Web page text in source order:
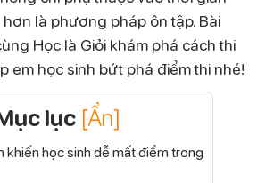
là phương pháp ôn tập. Bài
Học là Giỏi khám phá cách thi
em học sinh bứt phá điểm thi nhé!
lục [Ẩn]
khiến học sinh dễ mất điểm trong